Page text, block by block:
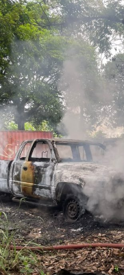
Diego “N”, Lauro
Bonifacio “N”,
nueve meses de
Los ahora
Municipal de
del alcalde de
Muñoz, y
Reinserción Social de
Amatlán de los
Aunque durante el
policías municipales,
corresponde
momento, las
jurídica del séptimo